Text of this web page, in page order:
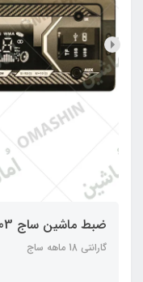
ضبط ماشین ساج SA-203
گارانتی 18 ماهه ساج